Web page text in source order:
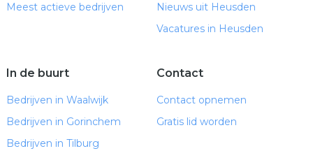
Meest actieve bedrijven
Nieuws uit Heusden
Vacatures in Heusden
In de buurt
Bedrijven in Waalwijk
Bedrijven in Gorinchem
Bedrijven in Tilburg
Contact
Contact opnemen
Gratis lid worden